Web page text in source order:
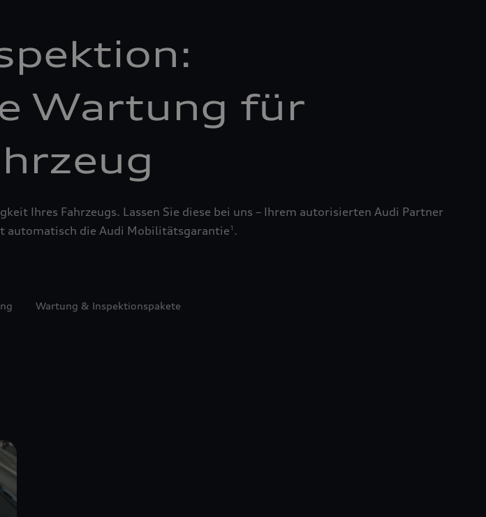
Wartung für
Ihres Fahrzeugs. Lassen Sie diese bei uns – Ihrem autorisierten Audi Partner
automatisch die Audi Mobilitätsgarantie1 .
Wartung & Inspektionspakete